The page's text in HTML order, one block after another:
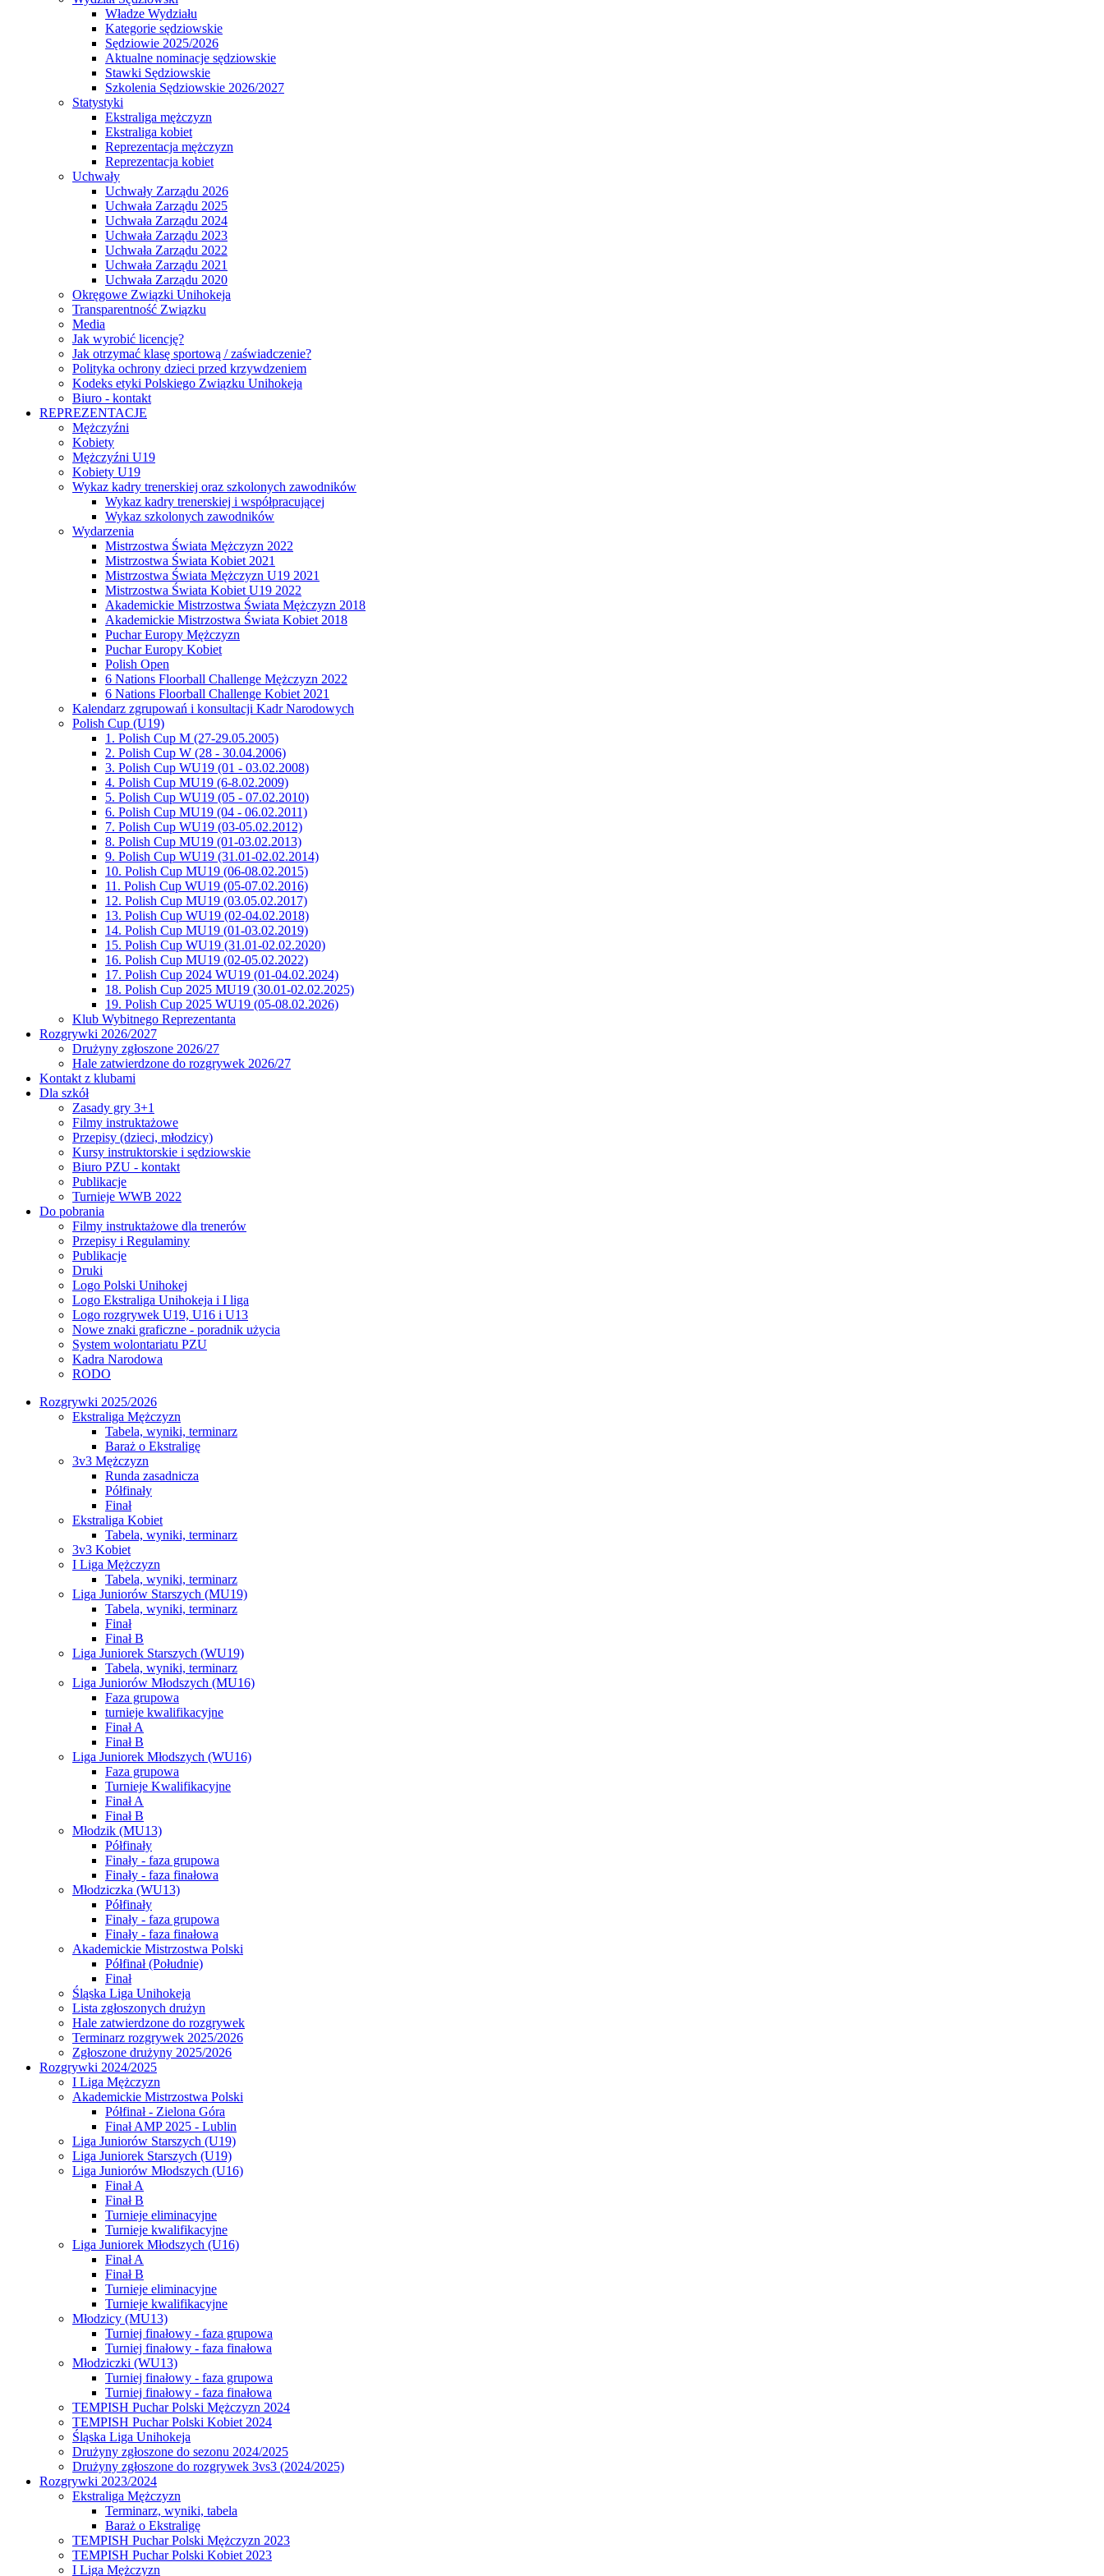
Władze Wydziału
Kategorie sędziowskie
Sędziowie 2025/2026
Aktualne nominacje sędziowskie
Stawki Sędziowskie
Szkolenia Sędziowskie 2026/2027
Statystyki
Ekstraliga mężczyzn
Ekstraliga kobiet
Reprezentacja mężczyzn
Reprezentacja kobiet
Uchwały
Uchwały Zarządu 2026
Uchwała Zarządu 2025
Uchwała Zarządu 2024
Uchwała Zarządu 2023
Uchwała Zarządu 2022
Uchwała Zarządu 2021
Uchwała Zarządu 2020
Okręgowe Związki Unihokeja
Transparentność Związku
Media
Jak wyrobić licencję?
Jak otrzymać klasę sportową / zaświadczenie?
Polityka ochrony dzieci przed krzywdzeniem
Kodeks etyki Polskiego Związku Unihokeja
Biuro - kontakt
REPREZENTACJE
Mężczyźni
Kobiety
Mężczyźni U19
Kobiety U19
Wykaz kadry trenerskiej oraz szkolonych zawodników
Wykaz kadry trenerskiej i współpracującej
Wykaz szkolonych zawodników
Wydarzenia
Mistrzostwa Świata Mężczyzn 2022
Mistrzostwa Świata Kobiet 2021
Mistrzostwa Świata Mężczyzn U19 2021
Mistrzostwa Świata Kobiet U19 2022
Akademickie Mistrzostwa Świata Mężczyzn 2018
Akademickie Mistrzostwa Świata Kobiet 2018
Puchar Europy Mężczyzn
Puchar Europy Kobiet
Polish Open
6 Nations Floorball Challenge Mężczyzn 2022
6 Nations Floorball Challenge Kobiet 2021
Kalendarz zgrupowań i konsultacji Kadr Narodowych
Polish Cup (U19)
1. Polish Cup M (27-29.05.2005)
2. Polish Cup W (28 - 30.04.2006)
3. Polish Cup WU19 (01 - 03.02.2008)
4. Polish Cup MU19 (6-8.02.2009)
5. Polish Cup WU19 (05 - 07.02.2010)
6. Polish Cup MU19 (04 - 06.02.2011)
7. Polish Cup WU19 (03-05.02.2012)
8. Polish Cup MU19 (01-03.02.2013)
9. Polish Cup WU19 (31.01-02.02.2014)
10. Polish Cup MU19 (06-08.02.2015)
11. Polish Cup WU19 (05-07.02.2016)
12. Polish Cup MU19 (03.05.02.2017)
13. Polish Cup WU19 (02-04.02.2018)
14. Polish Cup MU19 (01-03.02.2019)
15. Polish Cup WU19 (31.01-02.02.2020)
16. Polish Cup MU19 (02-05.02.2022)
17. Polish Cup 2024 WU19 (01-04.02.2024)
18. Polish Cup 2025 MU19 (30.01-02.02.2025)
19. Polish Cup 2025 WU19 (05-08.02.2026)
Klub Wybitnego Reprezentanta
Rozgrywki 2026/2027
Drużyny zgłoszone 2026/27
Hale zatwierdzone do rozgrywek 2026/27
Kontakt z klubami
Dla szkół
Zasady gry 3+1
Filmy instruktażowe
Przepisy (dzieci, młodzicy)
Kursy instruktorskie i sędziowskie
Biuro PZU - kontakt
Publikacje
Turnieje WWB 2022
Do pobrania
Filmy instruktażowe dla trenerów
Przepisy i Regulaminy
Publikacje
Druki
Logo Polski Unihokej
Logo Ekstraliga Unihokeja i I liga
Logo rozgrywek U19, U16 i U13
Nowe znaki graficzne - poradnik użycia
System wolontariatu PZU
Kadra Narodowa
RODO
Rozgrywki 2025/2026
Ekstraliga Mężczyzn
Tabela, wyniki, terminarz
Baraż o Ekstraligę
3v3 Mężczyzn
Runda zasadnicza
Półfinały
Finał
Ekstraliga Kobiet
Tabela, wyniki, terminarz
3v3 Kobiet
I Liga Mężczyzn
Tabela, wyniki, terminarz
Liga Juniorów Starszych (MU19)
Tabela, wyniki, terminarz
Finał
Finał B
Liga Juniorek Starszych (WU19)
Tabela, wyniki, terminarz
Liga Juniorów Młodszych (MU16)
Faza grupowa
turnieje kwalifikacyjne
Finał A
Finał B
Liga Juniorek Młodszych (WU16)
Faza grupowa
Turnieje Kwalifikacyjne
Finał A
Finał B
Młodzik (MU13)
Półfinały
Finały - faza grupowa
Finały - faza finałowa
Młodziczka (WU13)
Półfinały
Finały - faza grupowa
Finały - faza finałowa
Akademickie Mistrzostwa Polski
Półfinał (Południe)
Finał
Śląska Liga Unihokeja
Lista zgłoszonych drużyn
Hale zatwierdzone do rozgrywek
Terminarz rozgrywek 2025/2026
Zgłoszone drużyny 2025/2026
Rozgrywki 2024/2025
I Liga Mężczyzn
Akademickie Mistrzostwa Polski
Półfinał - Zielona Góra
Finał AMP 2025 - Lublin
Liga Juniorów Starszych (U19)
Liga Juniorek Starszych (U19)
Liga Juniorów Młodszych (U16)
Finał A
Finał B
Turnieje eliminacyjne
Turnieje kwalifikacyjne
Liga Juniorek Młodszych (U16)
Finał A
Finał B
Turnieje eliminacyjne
Turnieje kwalifikacyjne
Młodzicy (MU13)
Turniej finałowy - faza grupowa
Turniej finałowy - faza finałowa
Młodziczki (WU13)
Turniej finałowy - faza grupowa
Turniej finałowy - faza finałowa
TEMPISH Puchar Polski Mężczyzn 2024
TEMPISH Puchar Polski Kobiet 2024
Śląska Liga Unihokeja
Drużyny zgłoszone do sezonu 2024/2025
Drużyny zgłoszone do rozgrywek 3vs3 (2024/2025)
Rozgrywki 2023/2024
Ekstraliga Mężczyzn
Terminarz, wyniki, tabela
Baraż o Ekstraligę
TEMPISH Puchar Polski Mężczyzn 2023
TEMPISH Puchar Polski Kobiet 2023
I Liga Mężczyzn